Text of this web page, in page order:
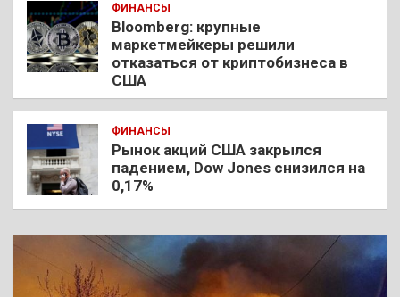
ФИНАНСЫ
Bloomberg: крупные
маркетмейкеры решили
отказаться от криптобизнеса в
США
ФИНАНСЫ
Рынок акций США закрылся
падением, Dow Jones снизился на
0,17%